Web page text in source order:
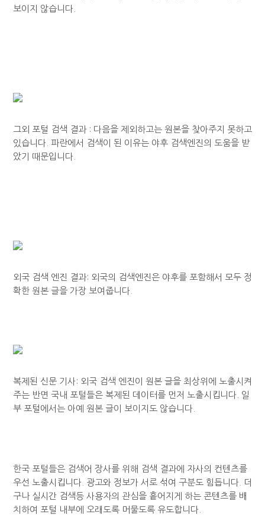
보이지 않습니다.
그외 포털 검색 결과 : 다음을 제외하고는 원본을 찾아주지 못하고
있습니다. 파란에서 검색이 된 이유는 야후 검색엔진의 도움을 받
았기 때문입니다.
외국 검색 엔진 결과: 외국의 검색엔진은 야후를 포함해서 모두 정
확한 원본 글을 가장 보여줍니다.
복제된 신문 기사: 외국 검색 엔진이 원본 글을 최상위에 노출시켜
주는 반면 국내 포털들은 복제된 데이터를 먼저 노출시킵니다. 일
부 포털에서는 아예 원본 글이 보이지도 않습니다.
한국 포털들은 검색어 장사를 위해 검색 결과에 자사의 컨텐츠를
우선 노출시킵니다. 광고와 정보가 서로 섞여 구분도 힘듭니다. 더
구나 실시간 검색등 사용자의 관심을 흩어지게 하는 콘텐츠를 배
치하여 포털 내부에 오래도록 머물도록 유도합니다.